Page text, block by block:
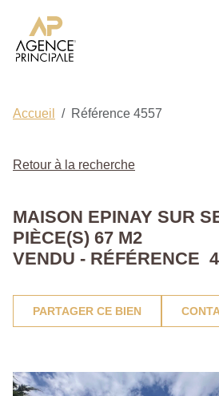
Accueil Référence 4557
Retour à la recherche
MAISON EPINAY SUR
PIÈCE(S) 67 M2
VENDU - RÉFÉRENCE
PARTAGER CE BIEN